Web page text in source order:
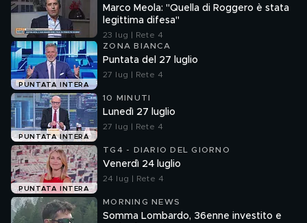
Marco Meola: "Quella di Roggero è stata
legittima difesa"
23 lug | Rete 4
PUNTATA INTERA
ZONA BIANCA
Puntata del 27 luglio
27 lug | Rete 4
PUNTATA INTERA
10 MINUTI
Lunedì 27 luglio
27 lug | Rete 4
PUNTATA INTERA
TG4 - DIARIO DEL GIORNO
Venerdì 24 luglio
24 lug | Rete 4
MORNING NEWS
Somma Lombardo, 36enne investito e